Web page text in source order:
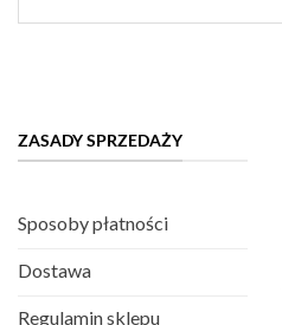
ZASADY SPRZEDAŻY
Sposoby płatności
Dostawa
Regulamin sklepu